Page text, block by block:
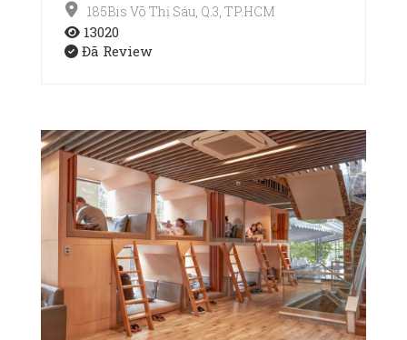
185Bis Võ Thị Sáu, Q.3, TP.HCM
13020
Đã Review